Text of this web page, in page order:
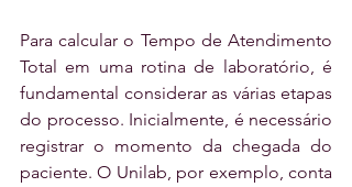
Para calcular o Tempo de Atendimento
Total em uma rotina de laboratório, é
fundamental considerar as várias etapas
do processo. Inicialmente, é necessário
registrar o momento da chegada do
paciente. O Unilab, por exemplo, conta